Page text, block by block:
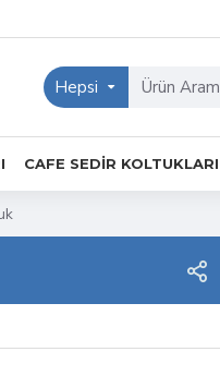
Hepsi
CAFE SEDIR KOLTUKLARI